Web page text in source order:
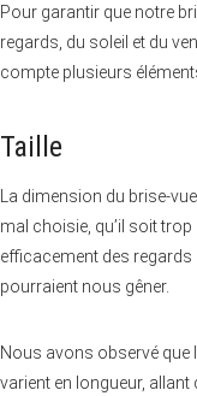
Pour garantir que notre
regards, du soleil et du
compte plusieurs
Taille
La dimension du brise-
mal choisie, qu’il soit
efficacement des
pourraient nous gêner.
Nous avons observé
varient en longueur, allant